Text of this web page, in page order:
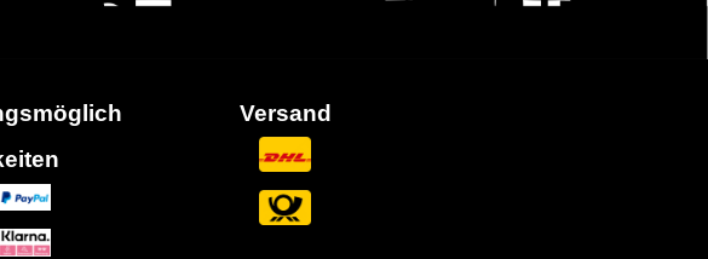
möglich
Versand